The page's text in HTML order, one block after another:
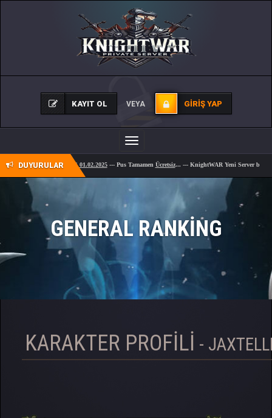
KAYIT OL VEYA GIRIŞ YAP
Toggle
navigation
DUYURULAR
OFFİCİAL AÇILIŞ 01.02.2025--- Pus TamamenÜcretsiz... --- KnightWAR Yeni Server bug,hile
GENERAL RANKING
KARAKTER PROFILI -